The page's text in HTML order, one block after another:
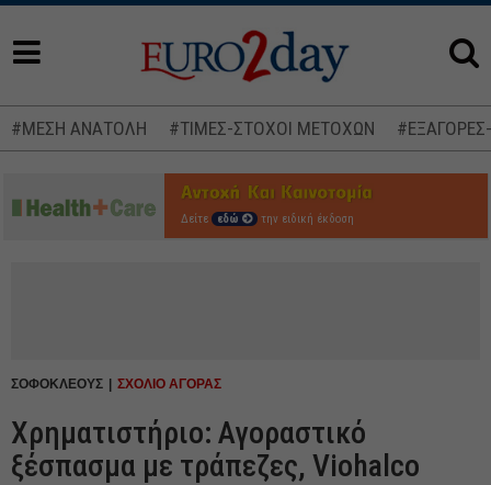
#ΜΕΣΗ ΑΝΑΤΟΛΗ #ΤΙΜΕΣ-ΣΤΟΧΟΙ ΜΕΤΟΧΩΝ
Δείτε εδώ την ειδική έκδοση
ΣΟΦΟΚΛΕΟΥΣ ΣΧΟΛΙΟ ΑΓΟΡΑΣ
Χρηματιστήριο: Αγοραστικό
ξέσπασμα με τράπεζες, Viohalco